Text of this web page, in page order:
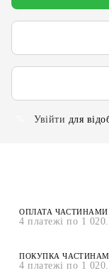
Увійти для
ОПЛАТА ЧАСТИНАМИ
4 платежі по 1
ПОКУПКА
4 платежі по 1